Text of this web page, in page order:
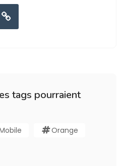
tags pourraient
Orange